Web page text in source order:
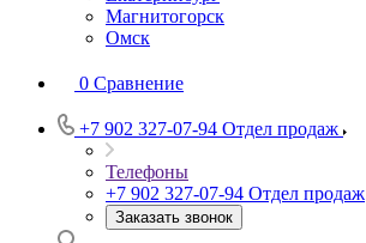
Магнитогорск
Омск
0 Сравнение
+7 902 327-07-94 Отдел продаж
Телефоны
+7 902 327-07-94 Отдел продаж
Заказать звонок